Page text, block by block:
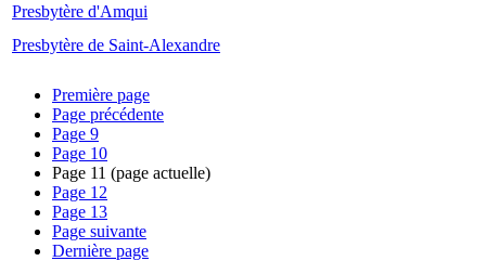
Presbytère d'Amqui
Presbytère de Saint-Alexandre
Première page
Page précédente
Page 9
Page 10
Page 11 (page actuelle)
Page 12
Page 13
Page suivante
Dernière page